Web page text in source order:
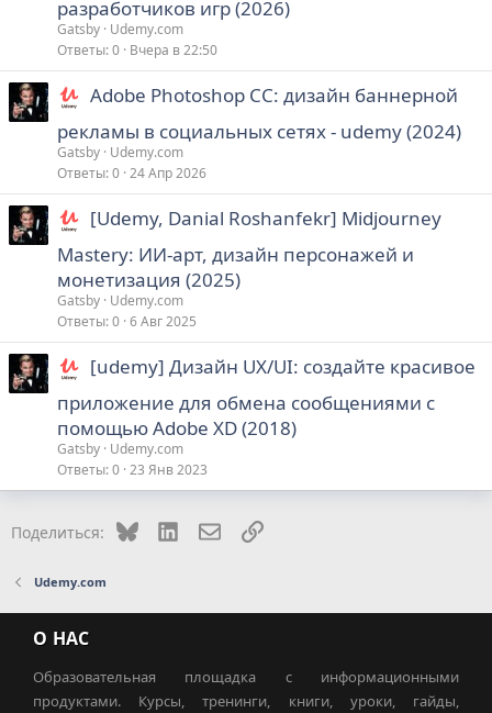
разработчиков игр (2026)
Gatsby Udemy.com
Ответы 0 Вчера в 22:50
Adobe Photoshop CC: дизайн баннерной
рекламы в социальных сетях - udemy (2024)
Gatsby Udemy.com
Ответы 0 24 Апр 2026
[Udemy, Danial Roshanfekr] Midjourney
Mastery: ИИ-арт, дизайн персонажей и
монетизация (2025)
Gatsby Udemy.com
Ответы 0 6 Авг 2025
[udemy] Дизайн UX/UI: создайте красивое
приложение для обмена сообщениями с
помощью Adobe XD (2018)
Gatsby Udemy.com
Ответы 0 23 Янв 2023
Поделиться: Bluesky LinkedInЭлектронная почта
Ссылка
Udemy.com
О НАС
Образовательная площадка с информационными
продуктами. Курсы, тренинги, книги, уроки, гайды,